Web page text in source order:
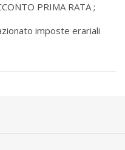
PRIMA RATA ;
imposte erariali